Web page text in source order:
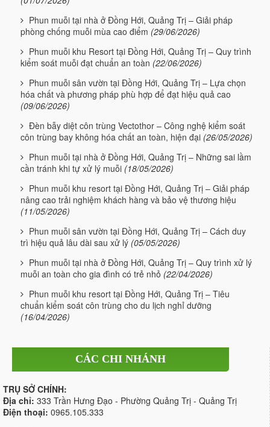
Phun muỗi tại nhà ở Đồng Hới, Quảng Trị – Giải pháp
phòng chống muỗi mùa cao điểm (29/06/2026)
Phun muỗi khu Resort tại Đồng Hới, Quảng Trị – Quy trình
kiểm soát muỗi đạt chuẩn an toàn (22/06/2026)
Phun muỗi sân vườn tại Đồng Hới, Quảng Trị – Lựa chọn
hóa chất và phương pháp phù hợp để đạt hiệu quả cao
(09/06/2026)
Đèn bẫy diệt côn trùng Vectothor – Công nghệ kiểm soát
côn trùng bay không hóa chất an toàn, hiện đại (26/05/2026)
Phun muỗi tại nhà ở Đồng Hới, Quảng Trị – Những sai lầm
cần tránh khi tự xử lý muỗi (18/05/2026)
Phun muỗi khu resort tại Đồng Hới, Quảng Trị – Giải pháp
nâng cao trải nghiệm khách hàng và bảo vệ thương hiệu
(11/05/2026)
Phun muỗi sân vườn tại Đồng Hới, Quảng Trị – Cách duy
trì hiệu quả lâu dài sau xử lý (05/05/2026)
Phun muỗi tại nhà ở Đồng Hới, Quảng Trị – Quy trình xử lý
muỗi an toàn cho gia đình có trẻ nhỏ (22/04/2026)
Phun muỗi khu resort tại Đồng Hới, Quảng Trị – Tiêu
chuẩn kiểm soát côn trùng cho du lịch nghỉ dưỡng
(16/04/2026)
CÁC CHI NHÁNH
TRỤ SỞ CHÍNH:
Địa chỉ: 333 Trần Hưng Đạo - Phường Quảng Trị - Quảng Trị
Điện thoại: 0965.105.333